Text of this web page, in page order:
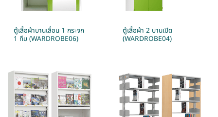
ตู้เสื้อผ้าบานเลื่อน 1 กระจก
1 ทึบ (WARDROBE06)
ตู้เสื้อผ้า 2 บานเปิด
(WARDROBE04)